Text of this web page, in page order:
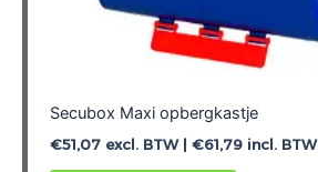
Secubox Maxi opbergkastje
€51,07excl. BTW | €61,79incl. BTW